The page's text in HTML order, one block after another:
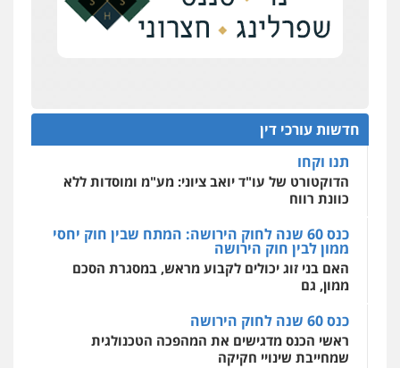
אחסון אתרים
מקצועיים לעורכי דין
מרכז התחלה חדשה
אסירים עבירות מין שירותים מקצועיים
לעורכי דין
חדשות עורכי דין
על סדר היום
כנס תביעות ייצוגיות: הדילמה בין זכויות צרכנים
להגנה על עסקים קטנים
תנו וקחו
הדוקטורט של עו"ד יואב ציוני: מע"מ ומוסדות ללא
כוונת רווח
כנס 60 שנה לחוק הירושה: המתח שבין חוק יחסי
ממון לבין חוק הירושה
האם בני זוג יכולים לקבוע מראש, במסגרת הסכם
ממון, גם
כנס 60 שנה לחוק הירושה
ראשי הכנס מדגישים את המהפכה הטכנולגית
שמחייבת שינויי חקיקה